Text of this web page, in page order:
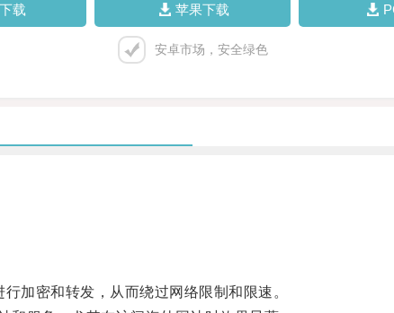
载 苹果下载
安卓市场，安全绿色
密和转发，从而绕过网络限制和限速。